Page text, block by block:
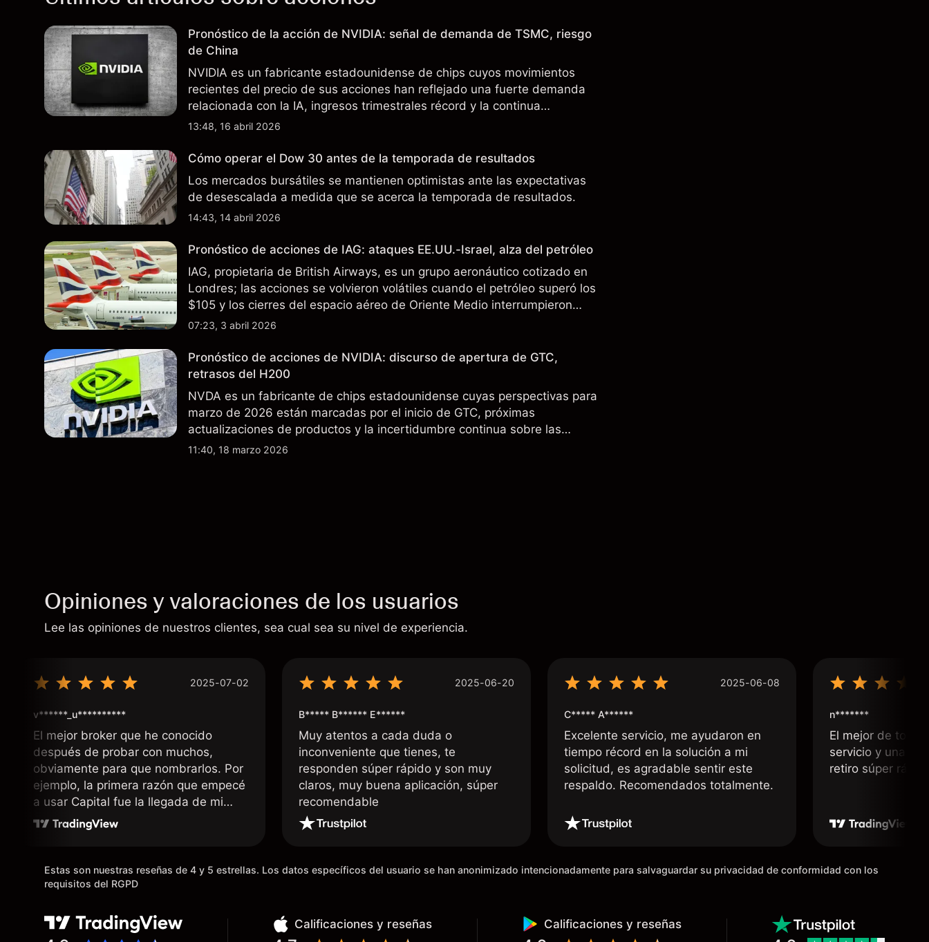
Pronóstico de la acción de NVIDIA: señal de demanda de TSMC, riesgo
de China
NVIDIA es un fabricante estadounidense de chips cuyos movimientos
recientes del precio de sus acciones han reflejado una fuerte demanda
relacionada con la IA, ingresos trimestrales récord y la continua
incertidumbre en torno a los controles de exportación de EE.UU. que
13:48, 16 abril 2026
Cómo operar el Dow 30 antes de la temporada de resultados
Los mercados bursátiles se mantienen optimistas ante las expectativas
de desescalada a medida que se acerca la temporada de resultados.
14:43, 14 abril 2026
Pronóstico de acciones de IAG: ataques EE.UU.-Israel, alza del petróleo
IAG, propietaria de British Airways, es un grupo aeronáutico cotizado en
Londres; las acciones se volvieron volátiles cuando el petróleo superó los
$105 y los cierres del espacio aéreo de Oriente Medio interrumpieron
rutas. El rendimiento pasado no es un indicador fiable de resultados
07:23, 3 abril 2026
Pronóstico de acciones de NVIDIA: discurso de apertura de GTC,
retrasos del H200
NVDA es un fabricante de chips estadounidense cuyas perspectivas para
marzo de 2026 están marcadas por el inicio de GTC, próximas
actualizaciones de productos y la incertidumbre continua sobre las
exportaciones del H200 a China. El rendimiento pasado no es un
11:40, 18 marzo 2026
Opiniones y valoraciones de los usuarios
Lee las opiniones de nuestros clientes, sea cual sea su nivel de experiencia.
2025-07-02
v******_u**********
El mejor broker que he conocido
después de probar con muchos,
obviamente para que nombrarlos. Por
ejemplo, la primera razón que empecé
a usar Capital fue la llegada de mi
dinero de inmediato a mi cuenta
días o tienen mucha burocracia; y la
segunda razón, que te devuelve
mercado determinado, debido a los
spread y al volumen existente.
2025-06-20
B***** B****** E******
Muy atentos a cada duda o
inconveniente que tienes, te
responden súper rápido y son muy
claros, muy buena aplicación, súper
recomendable
2025-06-08
C***** A******
Excelente servicio, me ayudaron en
tiempo récord en la solución a mi
solicitud, es agradable sentir este
respaldo. Recomendados totalmente.
n*******
El mejor de
servicio y una
retiro súper
Estas son nuestras reseñas de 4 y 5 estrellas. Los datos específicos del usuario se han anonimizado intencionadamente para salvaguardar su privacidad de conformidad con los
requisitos del RGPD
Calificaciones y reseñas Calificaciones y reseñas